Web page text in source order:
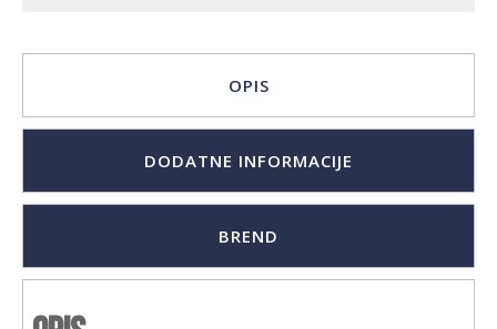
OPIS
DODATNE INFORMACIJE
BREND